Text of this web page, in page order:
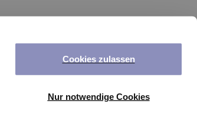
Cookies zulassen
Nur notwendige Cookies